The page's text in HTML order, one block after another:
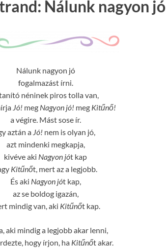
Nálunk nagyon jó
Nálunk nagyon jó
fogalmazást írni.
néninek piros tolla van,
Jó! meg Nagyon jó! meg Kitűnő!
a végire. Mást sose ír.
aztán a Jó! nem is olyan jó,
azt mindenki megkapja,
kivéve aki Nagyon jót kap
Kitűnőt, mert az a legjobb.
És aki Nagyon jót kap,
az se boldog igazán,
mindig van, aki Kitűnőt kap.
aki mindig a legjobb akar lenni,
hogy írjon, ha Kitűnőt akar.